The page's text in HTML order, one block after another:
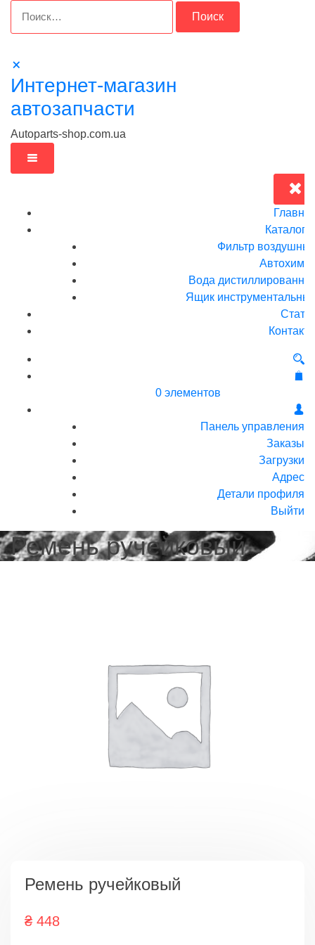
Интернет-магазин
автозапчасти
Autoparts-shop.com.ua
Каталог
Фильтр
Вода
Ящик
0 элементов
Панель управления
Заказы
Загрузки
Адрес
Детали профиля
Выйти
Ремень ручейковый
Ремень ручейковый
₴ 448